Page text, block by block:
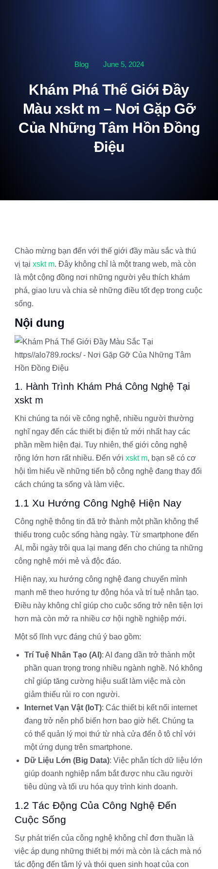
Blog June 5, 2024
Khám Phá Thế Giới Đầy
Màu xskt m – Nơi Gặp Gỡ
Của Những Tâm Hồn Đồng
Điệu
Chào mừng bạn đến với thế giới đầy màu sắc và thú
vị tại xskt m. Đây không chỉ là một trang web, mà còn
là một cộng đồng nơi những người yêu thích khám
phá, giao lưu và chia sẻ những điều tốt đẹp trong cuộc
sống.
Nội dung
1. Hành Trình Khám Phá Công Nghệ Tại
xskt m
Khi chúng ta nói về công nghệ, nhiều người thường
nghĩ ngay đến các thiết bị điện tử mới nhất hay các
phần mềm hiện đại. Tuy nhiên, thế giới công nghệ
rộng lớn hơn rất nhiều. Đến với xskt m, bạn sẽ có cơ
hội tìm hiểu về những tiến bộ công nghệ đang thay đổi
cách chúng ta sống và làm việc.
1.1 Xu Hướng Công Nghệ Hiện Nay
Công nghệ thông tin đã trở thành một phần không thể
thiếu trong cuộc sống hàng ngày. Từ smartphone đến
AI, mỗi ngày trôi qua lại mang đến cho chúng ta những
công nghệ mới mẻ và độc đáo.
Hiện nay, xu hướng công nghệ đang chuyển mình
mạnh mẽ theo hướng tự động hóa và trí tuệ nhân tạo.
Điều này không chỉ giúp cho cuộc sống trở nên tiện lợi
hơn mà còn mở ra nhiều cơ hội nghề nghiệp mới.
Một số lĩnh vực đáng chú ý bao gồm:
Trí Tuệ Nhân Tạo (AI): AI đang dần trở thành một
phần quan trọng trong nhiều ngành nghề. Nó không
chỉ giúp tăng cường hiệu suất làm việc mà còn
giảm thiểu rủi ro con người.
Internet Vạn Vật (IoT): Các thiết bị kết nối internet
đang trở nên phổ biến hơn bao giờ hết. Chúng ta
có thể quản lý mọi thứ từ nhà cửa đến ô tô chỉ với
một ứng dụng trên smartphone.
Dữ Liệu Lớn (Big Data): Việc phân tích dữ liệu lớn
giúp doanh nghiệp nắm bắt được nhu cầu người
tiêu dùng và tối ưu hóa quy trình kinh doanh.
1.2 Tác Động Của Công Nghệ Đến
Cuộc Sống
Sự phát triển của công nghệ không chỉ đơn thuần là
việc áp dụng những thiết bị mới mà còn là cách mà nó
tác động đến tâm lý và thói quen sinh hoạt của con